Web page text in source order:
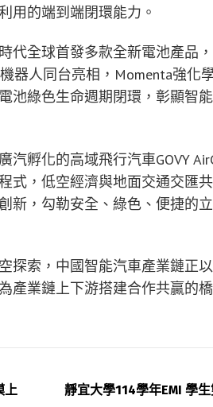
用的端到端閉環能力。
代全球首發多款全新電池產品
器人同台亮相， Momenta強化
池綠色生命週期閉環，彰顯智
汽孵化的高域飛行汽車GOVY
式，低空經濟與地面交通交匯
新，勾勒安全、綠色、便捷的
探索，中國智能汽車產業鏈正
產業鏈上下游搭建合作共贏的
上
靜宜大學114學年EMI 學